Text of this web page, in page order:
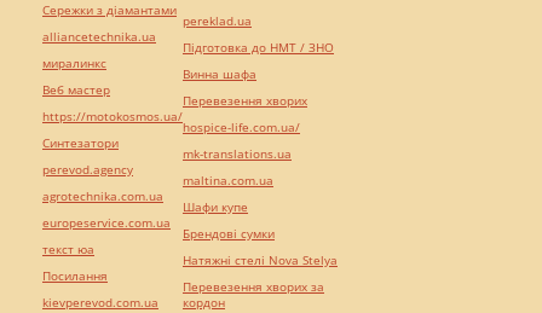
Сережки з діамантами
alliancetechnika.ua
миралинкс
Веб мастер
https://motokosmos.ua/
Синтезатори
perevod.agency
agrotechnika.com.ua
europeservice.com.ua
текст юа
Посилання
kievperevod.com.ua
pereklad.ua
Підготовка до НМТ / ЗНО
Винна шафа
Перевезення хворих
hospice-life.com.ua/
mk-translations.ua
maltina.com.ua
Шафи купе
Брендові сумки
Натяжні стелі Nova Stelya
Перевезення хворих за
кордон